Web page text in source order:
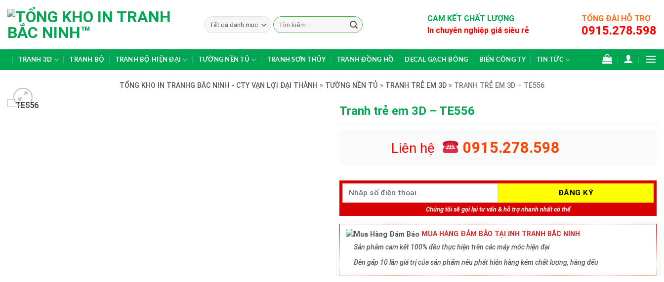
to
content
Search
for:
CAM KẾT CHẤT LƯỢNG
In chuyên nghiệp giá siêu rẻ
TỔNG ĐÀI HỖ TRỢ
0915.278.598
TRANH 3D TRANH BỘ TRANH BỘ HIỆN ĐẠI TƯỜNG NỀN TỦ TRANH SƠN THỦY TRANH ĐỒNG HỒ DECAL GẠCH BÔNG BIỂN CÔNG TY TIN TỨC
TỔNG KHO IN TRANHG BẮC NINH - CTY VẠN LỢI ĐẠI THÀNH » TƯỜNG NỀN TỦ » TRANH TRẺ EM 3D » TRANH TRẺ EM 3D – TE556
Tranh trẻ em 3D – TE556
Liên hệ 0915.278.598
Chúng tôi sẽ gọi lại tư vấn & hỗ trợ nhanh nhất có thể
MUA HÀNG ĐẢM BẢO TẠI INH TRANH BẮC NINH
Sản phảm cam kết 100% đều thực hiện trên các máy móc hiện đại
Đền gấp 10 lần giá trị của sản phẩm nếu phát hiện hàng kém chất lượng, hàng đểu